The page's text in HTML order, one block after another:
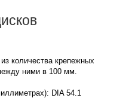
количества крепежных
ними в 100 мм.
DIA 54.1